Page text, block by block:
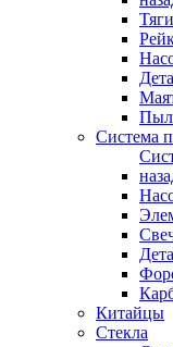
Система
Китайцы
Стекла